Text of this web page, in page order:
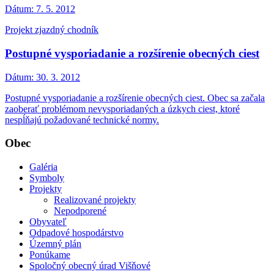
Dátum: 7. 5. 2012
Projekt zjazdný chodník
Postupné vysporiadanie a rozšírenie obecných ciest
Dátum: 30. 3. 2012
Postupné vysporiadanie a rozšírenie obecných ciest. Obec sa začala
zaoberať problémom nevysporiadaných a úzkych ciest, ktoré
nespĺňajú požadované technické normy.
Obec
Galéria
Symboly
Projekty
Realizované projekty
Nepodporené
Obyvateľ
Odpadové hospodárstvo
Územný plán
Ponúkame
Spoločný obecný úrad Višňové